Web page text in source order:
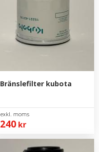
Bränslefilter kubota
240 kr